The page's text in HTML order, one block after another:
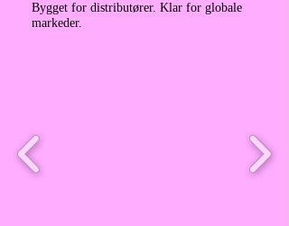
Bygget for distributører. Klar for globale
markeder.